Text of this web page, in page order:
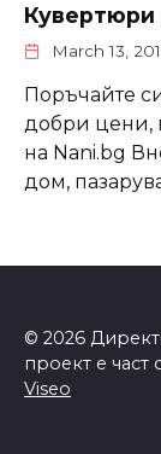
Кувертюри
March 13,
Поръчайте
добри цени,
на Nani.bg
дом,
© 2026
проект е част
Viseo